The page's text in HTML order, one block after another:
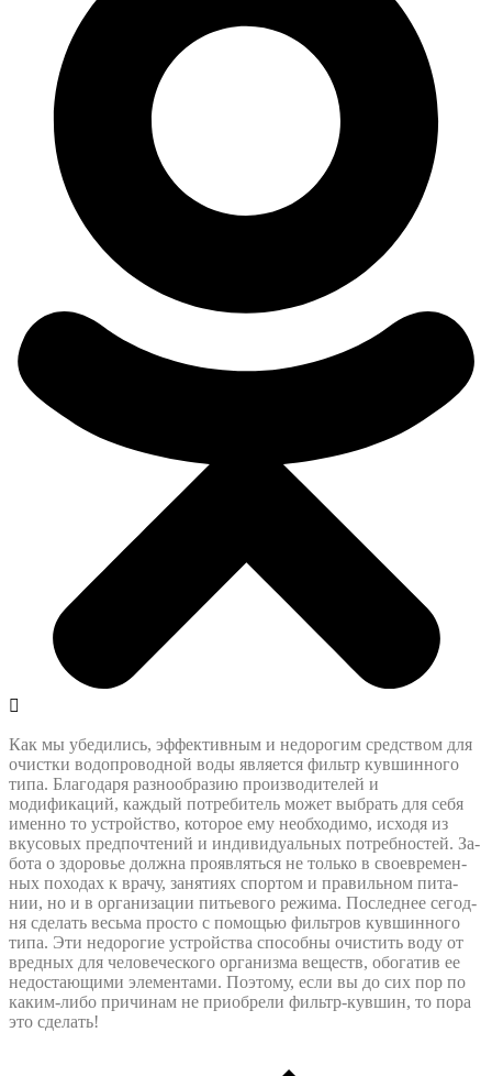
Как мы убедились, эффективным и недорогим средством для
очистки водопроводной воды является фильтр кувшинного
типа. Благодаря разнообразию производителей и
модификаций, каждый потребитель может выбрать для себя
именно то устройство, которое ему необходимо, исходя из
вкусовых предпочтений и индивидуальных потребностей. За­
бо­та о здо­ровье долж­на про­яв­лять­ся не толь­ко в своев­ре­мен­
ных по­хо­дах к вра­чу, за­ня­ти­ях спор­том и пра­виль­ном пи­та­
нии, но и в ор­га­ни­за­ции пить­е­во­го ре­жи­ма. По­след­нее се­год­
ня сде­лать весь­ма прос­то с по­мощью филь­тров кув­шин­но­го
ти­па. Эти не­до­ро­гие устройст­ва спо­соб­ны очис­тить во­ду от
вред­ных для че­ло­ве­чес­ко­го ор­га­низ­ма ве­ществ, обо­га­тив ее
не­до­ста­ю­щи­ми эле­мен­та­ми. По­это­му, если вы до сих пор по
ка­ким-ли­бо при­чи­нам не при­о­бре­ли фильтр-кув­шин, то по­ра
это сде­лать!